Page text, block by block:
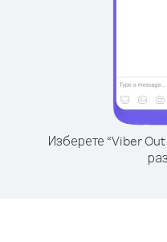
Изберете “Viber